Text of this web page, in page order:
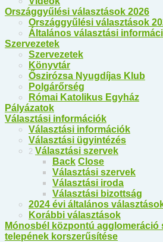
Országgyűlési választások 2026
Országgyűlési választások
Általános választási
Szervezetek
Szervezetek
Könyvtár
Őszirózsa Nyugdíjas Klub
Polgárőrség
Római Katolikus Egyház
Pályázatok
Választási információk
Választási információk
Választási ügyintézés
2 Választási szervek
Back Close
Választási szervek
Választási iroda
Választási bizottság
2024 évi általános
Korábbi választások
Mónosbél központú agglomeráció
telepének korszerűsítése